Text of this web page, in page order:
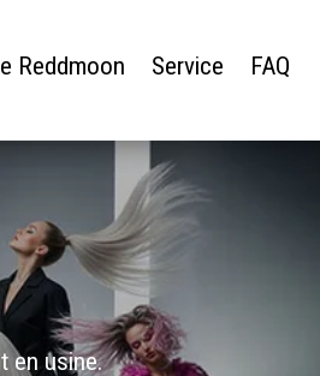
Reddmoon Service
FAQ
en usine.